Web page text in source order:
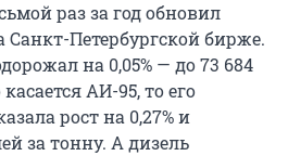
раз за год обновил
Санкт-Петербургской бирже.
на 0,05% — до 73 684
АИ-95, то его
рост на 0,27% и
за тонну. А дизель